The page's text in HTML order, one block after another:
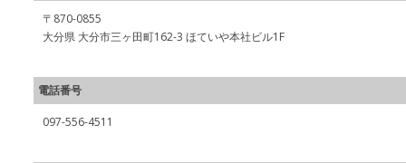
〒870-0855
大分県 大分市三ヶ田町162-3 ほていや本社ビル1F
電話番号
097-556-4511